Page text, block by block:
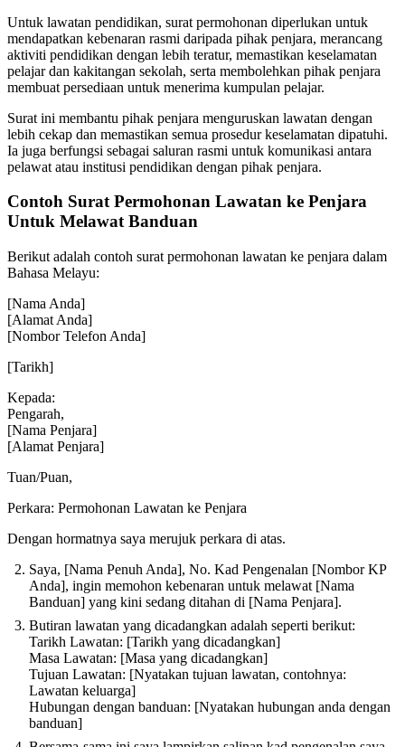
Untuk lawatan pendidikan, surat permohonan diperlukan untuk
mendapatkan kebenaran rasmi daripada pihak penjara, merancang
aktiviti pendidikan dengan lebih teratur, memastikan keselamatan
pelajar dan kakitangan sekolah, serta membolehkan pihak penjara
membuat persediaan untuk menerima kumpulan pelajar.
Surat ini membantu pihak penjara menguruskan lawatan dengan
lebih cekap dan memastikan semua prosedur keselamatan dipatuhi.
Ia juga berfungsi sebagai saluran rasmi untuk komunikasi antara
pelawat atau institusi pendidikan dengan pihak penjara.
Contoh Surat Permohonan Lawatan ke Penjara
Untuk Melawat Banduan
Berikut adalah contoh surat permohonan lawatan ke penjara dalam
Bahasa Melayu:
[Nama Anda]
[Alamat Anda]
[Nombor Telefon Anda]
[Tarikh]
Kepada:
Pengarah,
[Nama Penjara]
[Alamat Penjara]
Tuan/Puan,
Perkara: Permohonan Lawatan ke Penjara
Dengan hormatnya saya merujuk perkara di atas.
Saya, [Nama Penuh Anda], No. Kad Pengenalan [Nombor KP
Anda], ingin memohon kebenaran untuk melawat [Nama
Banduan] yang kini sedang ditahan di [Nama Penjara].
Butiran lawatan yang dicadangkan adalah seperti berikut:
Tarikh Lawatan: [Tarikh yang dicadangkan]
Masa Lawatan: [Masa yang dicadangkan]
Tujuan Lawatan: [Nyatakan tujuan lawatan, contohnya:
Lawatan keluarga]
Hubungan dengan banduan: [Nyatakan hubungan anda dengan
banduan]